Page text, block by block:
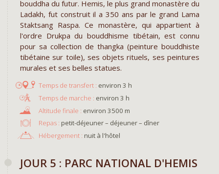
bouddha du futur. Hemis, le plus grand monastère du
Ladakh, fut construit il a 350 ans par le grand Lama
Staktsang Raspa. Ce monastère, qui appartient à
l'ordre Drukpa du bouddhisme tibétain, est connu
pour sa collection de thangka (peinture bouddhiste
tibétaine sur toile), ses objets rituels, ses peintures
murales et ses belles statues.
environ 3 h
environ 3 h
environ 3500 m
Repas : petit-déjeuner – déjeuner – dîner
Hébergement : nuit à l'hôtel
JOUR 5 : PARC NATIONAL D'HEMIS